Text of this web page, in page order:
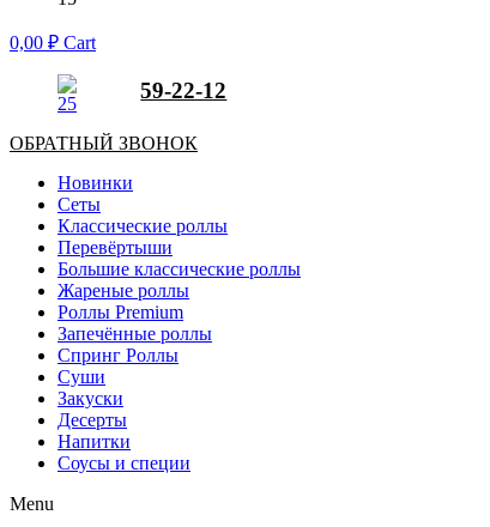
0,00 ₽ Cart
59-22-12
ОБРАТНЫЙ ЗВОНОК
Новинки
Сеты
Классические роллы
Перевёртыши
Большие классические роллы
Жареные роллы
Роллы Premium
Запечённые роллы
Спринг Роллы
Суши
Закуски
Десерты
Напитки
Соусы и специи
Menu